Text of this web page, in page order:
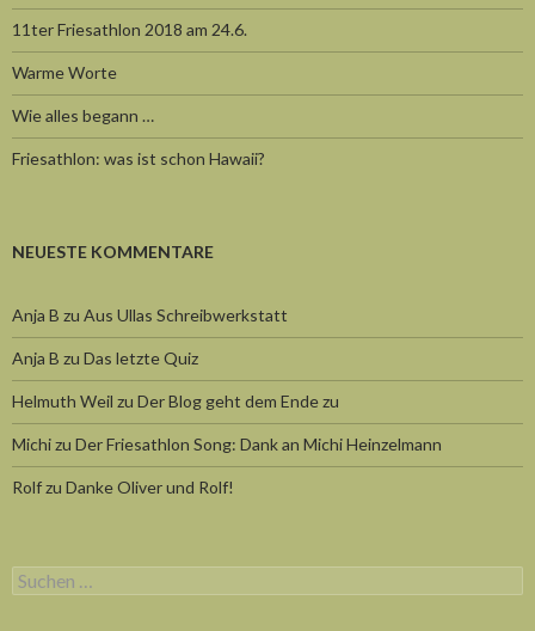
11ter Friesathlon 2018 am 24.6.
Warme Worte
Wie alles begann …
Friesathlon: was ist schon Hawaii?
NEUESTE KOMMENTARE
Anja B zu Aus Ullas Schreibwerkstatt
Anja B zu Das letzte Quiz
Helmuth Weil zu Der Blog geht dem Ende zu
Michizu Der Friesathlon Song: Dank an Michi Heinzelmann
Rolfzu Danke Oliver und Rolf!
Suchen
nach: